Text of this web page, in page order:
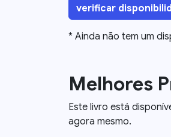
verificar
* Ainda não tem um
Melhores
Este livro está
agora mesmo.